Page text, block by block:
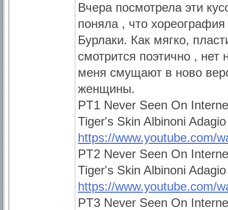
Вчера посмотрела эти
поняла , что
Бурлаки. Как мягко,
смотрится поэтично , нет
меня смущают в ново
женщины.
PT1 Never Seen On
Tiger's Skin Albinoni Adagio
https://www.youtube.com/
PT2 Never Seen On
Tiger's Skin Albinoni Adagio
https://www.youtube.com/
PT3 Never Seen On